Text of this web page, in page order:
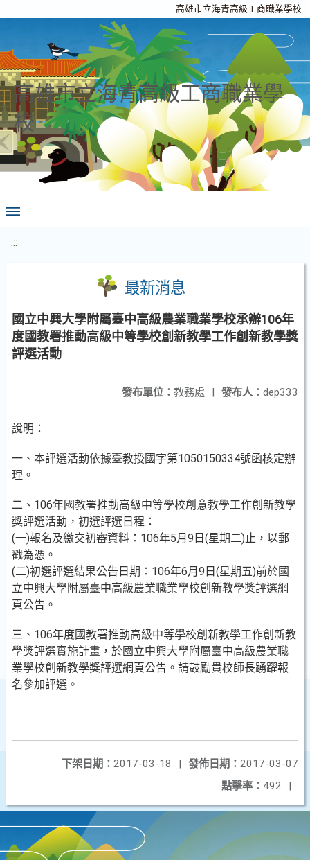
高雄市立海青高級工商職業學校
高雄市立海青高級工商職業學
校
:::
最新消息
國立中興大學附屬臺中高級農業職業學校承辦106年
度國教署推動高級中等學校創新教學工作創新教學獎
評選活動
發布人： dep333
發布單位： 教務處 |
說明：
一、本評選活動依據臺教授國字第1050150334號函核定辦
理。
二、106年國教署推動高級中等學校創意教學工作創新教學
獎評選活動，初選評選日程：
(一)報名及繳交初審資料：106年5月9日(星期二)止，以郵
戳為憑。
(二)初選評選結果公告日期：106年6月9日(星期五)前於國
立中興大學附屬臺中高級農業職業學校創新教學獎評選網
頁公告。
三、106年度國教署推動高級中等學校創新教學工作創新教
學獎評選實施計畫，於國立中興大學附屬臺中高級農業職
業學校創新教學獎評選網頁公告。請鼓勵貴校師長踴躍報
名參加評選。
發佈日期： 2017-03-07
下架日期： 2017-03-18
|
點擊率： 492 |